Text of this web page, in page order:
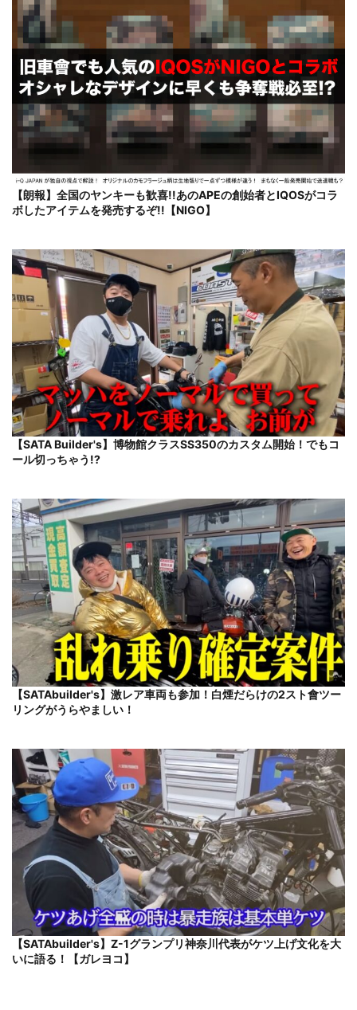
【朗報】全国のヤンキーも歓喜!!あのAPEの創始者とIQOSがコラ
ボしたアイテムを発売するぞ!!【NIGO】
【SATA Builder's】博物館クラスSS350のカスタム開始！でもコ
ール切っちゃう!?
【SATAbuilder's】激レア車両も参加！白煙だらけの2スト會ツー
リングがうらやましい！
【SATAbuilder's】Z-1グランプリ神奈川代表がケツ上げ文化を大
いに語る！【ガレヨコ】